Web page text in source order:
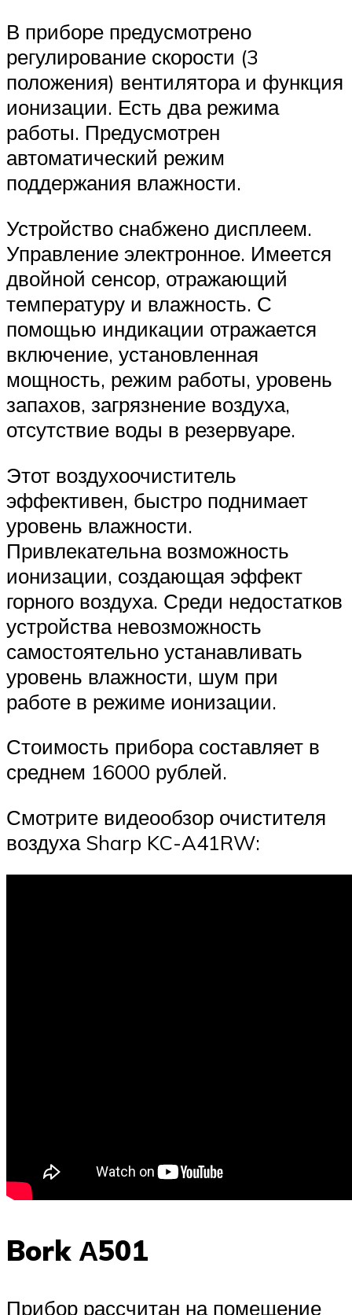
В приборе предусмотрено
регулирование скорости (3
положения) вентилятора и функция
ионизации. Есть два режима
работы. Предусмотрен
автоматический режим
поддержания влажности.
Устройство снабжено дисплеем.
Управление электронное. Имеется
двойной сенсор, отражающий
температуру и влажность. С
помощью индикации отражается
включение, установленная
мощность, режим работы, уровень
запахов, загрязнение воздуха,
отсутствие воды в резервуаре.
Этот воздухоочиститель
эффективен, быстро поднимает
уровень влажности.
Привлекательна возможность
ионизации, создающая эффект
горного воздуха. Среди недостатков
устройства невозможность
самостоятельно устанавливать
уровень влажности, шум при
работе в режиме ионизации.
Стоимость прибора составляет в
среднем 16000 рублей.
Смотрите видеообзор очистителя
воздуха Sharp KC-A41RW:
Bork А501
Прибор рассчитан на помещение